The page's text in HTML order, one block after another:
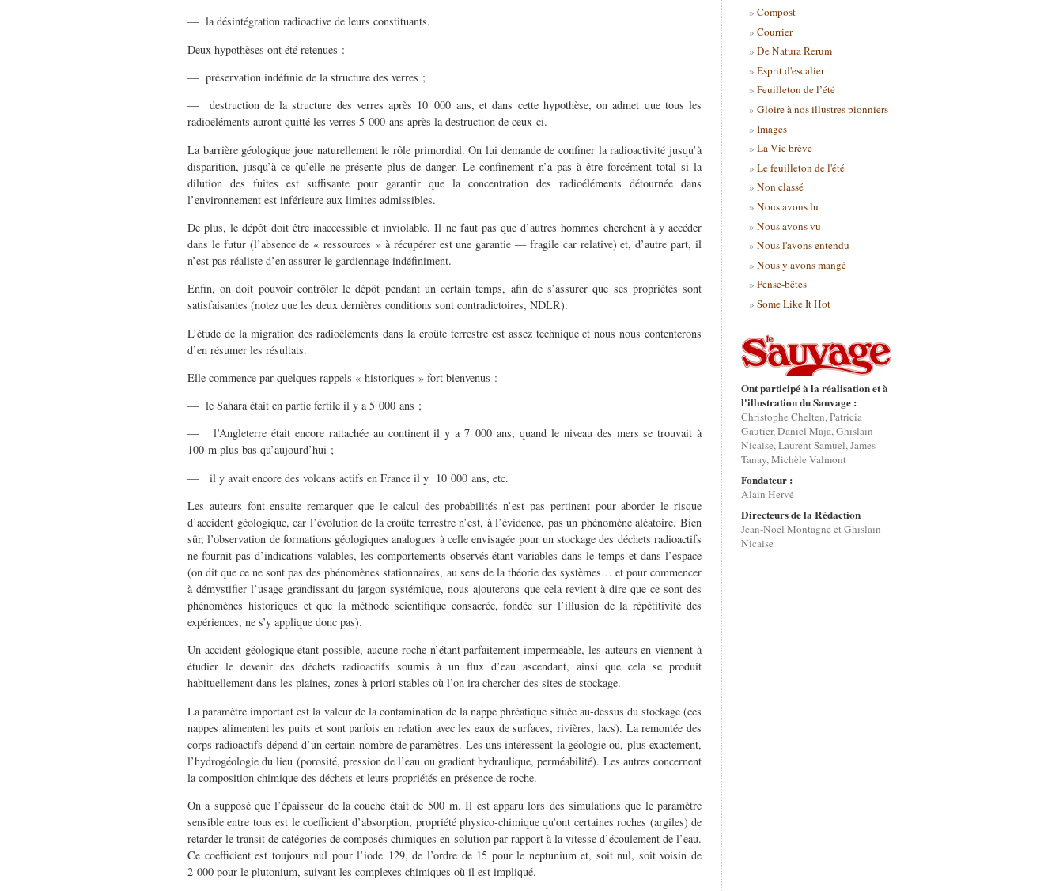
— la désintégration radioactive de leurs constituants.
Deux hypothèses ont été retenues :
— préservation indéfinie de la structure des verres ;
— destruction de la structure des verres après 10 000 ans, et dans cette hypothèse, on admet que tous les
radioéléments auront quitté les verres 5 000 ans après la destruction de ceux-ci.
La barrière géologique joue naturellement le rôle primordial. On lui demande de confiner la radioactivité jusqu’à
disparition, jusqu’à ce qu’elle ne présente plus de danger. Le confinement n’a pas à être forcément total si la
dilution des fuites est suffisante pour garantir que la concentration des radioéléments détournée dans
l’environnement est inférieure aux limites admissibles.
De plus, le dépôt doit être inaccessible et inviolable. Il ne faut pas que d’autres hommes cherchent à y accéder
dans le futur (l’absence de « ressources » à récupérer est une garantie — fragile car relative) et, d’autre part, il
n’est pas réaliste d’en assurer le gardiennage indéfiniment.
Enfin, on doit pouvoir contrôler le dépôt pendant un certain temps, afin de s’assurer que ses propriétés sont
satisfaisantes (notez que les deux dernières conditions sont contradictoires, NDLR).
L’étude de la migration des radioéléments dans la croûte terrestre est assez technique et nous nous contenterons
d’en résumer les résultats.
Elle commence par quelques rappels « historiques » fort bienvenus :
— le Sahara était en partie fertile il y a 5 000 ans ;
— l’Angleterre était encore rattachée au continent il y a 7 000 ans, quand le niveau des mers se trouvait à
100 m plus bas qu’aujourd’hui ;
— il y avait encore des volcans actifs en France il y 10 000 ans, etc.
Les auteurs font ensuite remarquer que le calcul des probabilités n’est pas pertinent pour aborder le risque
d’accident géologique, car l’évolution de la croûte terrestre n’est, à l’évidence, pas un phénomène aléatoire. Bien
sûr, l’observation de formations géologiques analogues à celle envisagée pour un stockage des déchets radioactifs
ne fournit pas d’indications valables, les comportements observés étant variables dans le temps et dans l’espace
(on dit que ce ne sont pas des phénomènes stationnaires, au sens de la théorie des systèmes… et pour commencer
à démystifier l’usage grandissant du jargon systémique, nous ajouterons que cela revient à dire que ce sont des
phénomènes historiques et que la méthode scientifique consacrée, fondée sur l’illusion de la répétitivité des
expériences, ne s’y applique donc pas).
Un accident géologique étant possible, aucune roche n’étant parfaitement imperméable, les auteurs en viennent à
étudier le devenir des déchets radioactifs soumis à un flux d’eau ascendant, ainsi que cela se produit
habituellement dans les plaines, zones à priori stables où l’on ira chercher des sites de stockage.
La paramètre important est la valeur de la contamination de la nappe phréatique située au-dessus du stockage (ces
nappes alimentent les puits et sont parfois en relation avec les eaux de surfaces, rivières, lacs). La remontée des
corps radioactifs dépend d’un certain nombre de paramètres. Les uns intéressent la géologie ou, plus exactement,
l’hydrogéologie du lieu (porosité, pression de l’eau ou gradient hydraulique, perméabilité). Les autres concernent
la composition chimique des déchets et leurs propriétés en présence de roche.
On a supposé que l’épaisseur de la couche était de 500 m. Il est apparu lors des simulations que le paramètre
sensible entre tous est le coefficient d’absorption, propriété physico-chimique qu’ont certaines roches (argiles) de
retarder le transit de catégories de composés chimiques en solution par rapport à la vitesse d’écoulement de l’eau.
Ce coefficient est toujours nul pour l’iode 129, de l’ordre de 15 pour le neptunium et, soit nul, soit voisin de
2 000 pour le plutonium, suivant les complexes chimiques où il est impliqué.
Compost
Courrier
De Natura Rerum
Esprit d'escalier
Feuilleton de l’été
Gloire à nos illustres pionniers
Images
La Vie brève
Le feuilleton de l'été
Non classé
Nous avons lu
Nous avons vu
Nous l'avons entendu
Nous y avons mangé
Pense-bêtes
Some Like It Hot
Ont participé à la réalisation et à
l'illustration du Sauvage :
Christophe Chelten, Patricia
Gautier, Daniel Maja, Ghislain
Nicaise, Laurent Samuel, James
Tanay, Michèle Valmont
Fondateur :
Alain Hervé
Directeurs de la Rédaction
Jean-Noël Montagné et Ghislain
Nicaise